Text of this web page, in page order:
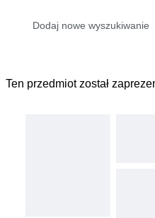
Ten przedmiot został